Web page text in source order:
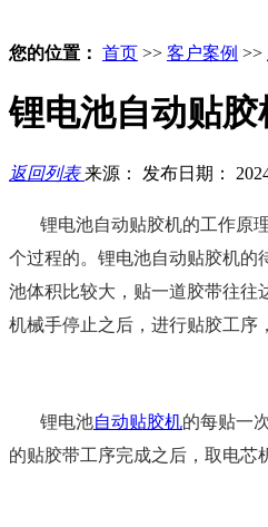
您的位置： 首页 >> 客户案例 >>
锂电池自动贴
返回列表来源： 发布日期：
锂电池自动贴胶机的工作原
个过程的。锂电池自动贴胶机的
池体积比较大，贴一道胶带往往
机械手停止之后，进行贴胶工序
锂电池自动贴胶机的每贴一
的贴胶带工序完成之后，取电芯